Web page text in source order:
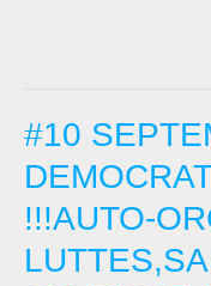
#10
!!!AUTO-